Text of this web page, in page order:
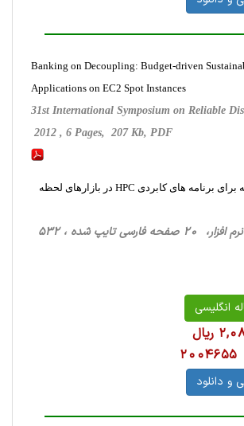
Banking on Decoupling: Budget-driven
Applications on EC2 Spot Instances
31st International Symposium on Reliable
2012 , 6 Pages, 207 Kb, PDF
ثبات حاصل از بودجه برای برنامه های کابردی HPC در بازارهای لحظه
، فناوری اطلاعات، نرم افزار، 20 صفحه فارسی تایپ شده ، 532
انگلیسی
ریال
2004655
و دانلود